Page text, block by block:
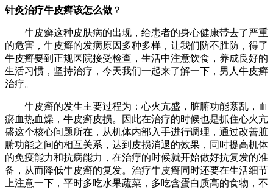
针灸治疗牛皮癣该怎么做 ？
牛皮癣这种皮肤病的出现，给患者的身心健康带去了严重
的危害，牛皮癣的发病原因多种多样，让我们防不胜防，得了
牛皮癣要到正规医院接受检查，生活中注意饮食，养成良好的
生活习惯，坚持治疗，今天我们一起来了解一下，男人牛皮癣
治疗。
牛皮癣的发生主要过程为：心火亢盛，脏腑功能紊乱，血
瘀血热血燥，牛皮癣皮损。因此在治疗的时候也是抓住心火亢
盛这个核心问题所在，从机体内部入手进行调理，通过改善脏
腑功能之间的相互关系，达到皮损消退的效果，同时提高机体
的免疫能力和抗病能力，在治疗的时候就开始做好抗复发的准
备，从而降低牛皮癣的复发。治疗牛皮癣同时还要在生活细节
上注意一下，平时多吃水果蔬菜，多吃含蛋白质高的食物，不